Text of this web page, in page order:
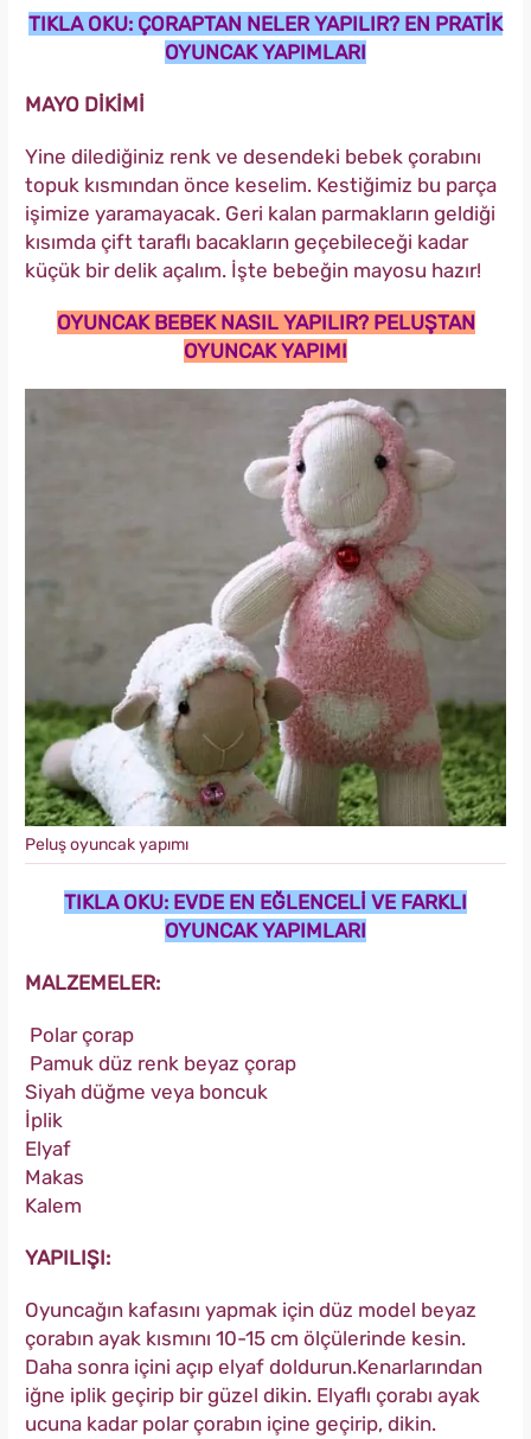
TIKLA OKU: ÇORAPTAN NELER YAPILIR? EN PRATİK
OYUNCAK YAPIMLARI
MAYO DİKİMİ
Yine dilediğiniz renk ve desendeki bebek çorabını
topuk kısmından önce keselim. Kestiğimiz bu parça
işimize yaramayacak. Geri kalan parmakların geldiği
kısımda çift taraflı bacakların geçebileceği kadar
küçük bir delik açalım. İşte bebeğin mayosu hazır!
OYUNCAK BEBEK NASIL YAPILIR? PELUŞTAN
OYUNCAK YAPIMI
Peluş oyuncak yapımı
TIKLA OKU: EVDE EN EĞLENCELİ VE FARKLI
OYUNCAK YAPIMLARI
MALZEMELER:
Polar çorap
Pamuk düz renk beyaz çorap
Siyah düğme veya boncuk
İplik
Elyaf
Makas
Kalem
YAPILIŞI:
Oyuncağın kafasını yapmak için düz model beyaz
çorabın ayak kısmını 10-15 cm ölçülerinde kesin.
Daha sonra içini açıp elyaf doldurun.Kenarlarından
iğne iplik geçirip bir güzel dikin. Elyaflı çorabı ayak
ucuna kadar polar çorabın içine geçirip, dikin.